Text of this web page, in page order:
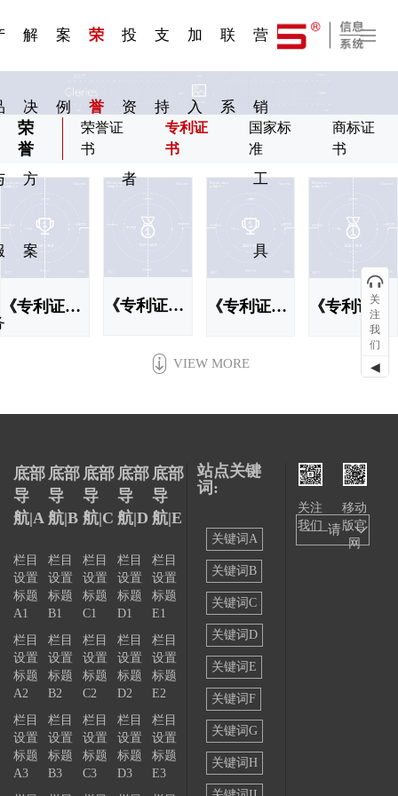
解
决
方
案
案
例
荣
誉
投
资
者
支
持
加
入
联
系
营
销
工
具
荣
誉
荣誉证
书
专利证
书
国家标
准
商标证
书
《专利证书| 主标题显示第04条》 《专利证书| 主标题显示第03条》 《专利证书| 主标题显示第02条》 《专利证书| 主标题显示第01条》
VIEW MORE
底部
导
航|A
栏目
设置
标题
A1
栏目
设置
标题
A2
栏目
设置
标题
A3
底部
导
航|B
栏目
设置
标题
B1
栏目
设置
标题
B2
栏目
设置
标题
B3
底部
导
航|C
栏目
设置
标题
C1
栏目
设置
标题
C2
栏目
设置
标题
C3
底部
导
航|D
栏目
设置
标题
D1
栏目
设置
标题
D2
栏目
设置
标题
D3
底部
导
航|E
栏目
设置
标题
E1
栏目
设置
标题
E2
栏目
设置
标题
E3
站点关键
词:
关键词A
关键词B
关键词C
关键词D
关键词E
关键词F
关键词G
关键词H
关注
我们
移动
版官
网
——请
关
注
我
们
◀